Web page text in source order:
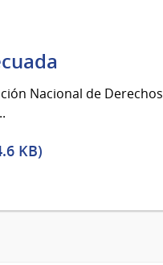
Nacional de Derechos
KB)